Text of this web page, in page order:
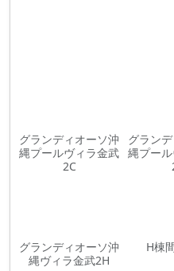
グランディオーソ沖
縄プールヴィラ金武
2C
グラン
縄プー
グランディオーソ沖
縄ヴィラ金武2H
H棟